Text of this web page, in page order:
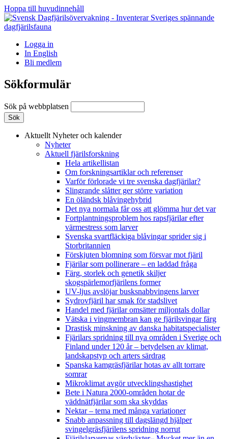
Hoppa till huvudinnehåll
Logga in
In English
Bli medlem
Sökformulär
Sök på webbplatsen
Aktuellt Nyheter och kalender
Nyheter
Aktuell fjärilsforskning
Hela artikellistan
Om forskningsartiklar och referenser
Varför förlorade vi tre svenska dagfjärilar?
Slingrande slåtter ger större variation
En öländsk blåvingehybrid
Det nya normala får oss att glömma hur det var
Fortplantningsproblem hos rapsfjärilar efter
värmestress som larver
Svenska svartfläckiga blåvingar sprider sig i
Storbritannien
Förskjuten blomning som försvar mot fjäril
Fjärilar som pollinerare – en laddad fråga
Färg, storlek och genetik skiljer
skogspärlemorfjärilens former
UV-ljus avslöjar busksnabbvingens larver
Sydrovfjäril har smak för stadslivet
Handel med fjärilar omsätter miljontals dollar
Vätska i vingmembran kan ge fjärilsvingar färg
Drastisk minskning av danska habitatspecialister
Fjärilars spridning till nya områden i Sverige och
Finland under 120 år– betydelsen av klimat,
landskapstyp och arters särdrag
Spanska kamgräsfjärilar hotas av allt torrare
somrar
Mikroklimat avgör utvecklingshastighet
Bete i Natura 2000-områden hotar de
väddnätfjärilar som ska skyddas
Nektar – tema med många variationer
Snabb anpassning till dagslängd hjälper
svingelgräsfjärilens spridning norrut